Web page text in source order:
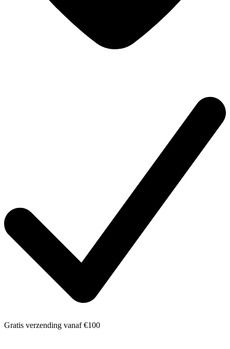
Gratis verzending vanaf €100